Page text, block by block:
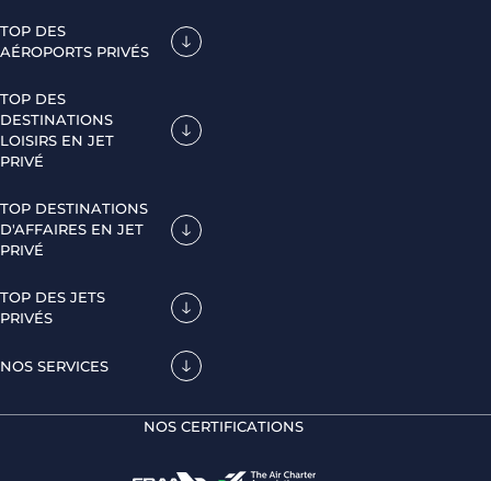
TOP DES
AÉROPORTS PRIVÉS
TOP DES
DESTINATIONS
LOISIRS EN JET
PRIVÉ
TOP DESTINATIONS
D'AFFAIRES EN JET
PRIVÉ
TOP DES JETS
PRIVÉS
NOS SERVICES
NOS CERTIFICATIONS